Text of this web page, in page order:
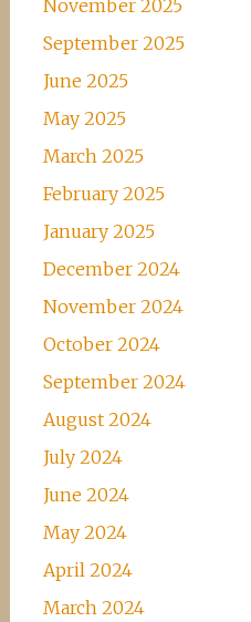
November 2025
September 2025
June 2025
May 2025
March 2025
February 2025
January 2025
December 2024
November 2024
October 2024
September 2024
August 2024
July 2024
June 2024
May 2024
April 2024
March 2024